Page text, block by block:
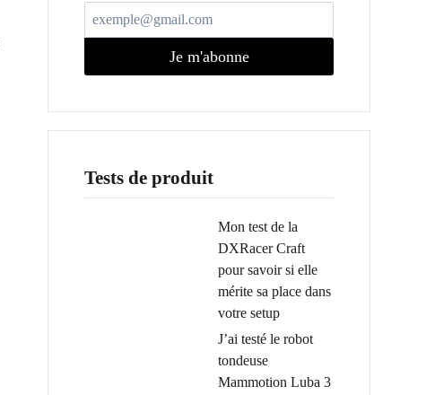
Je m'abonne
Tests de produit
Mon test de la
DXRacer Craft
pour savoir si elle
mérite sa place dans
votre setup
J’ai testé le robot
tondeuse
Mammotion Luba 3